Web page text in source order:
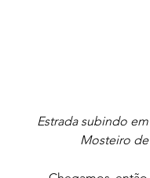
Estrada subindo
Mosteiro de